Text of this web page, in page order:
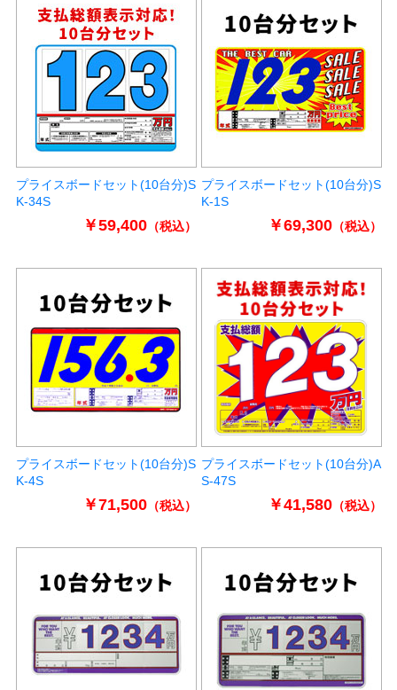
プライスボードセット(10台分)S
K-34S
￥59,400（税込）
プライスボードセット(10台分)S
K-1S
￥69,300（税込）
プライスボードセット(10台分)S
K-4S
￥71,500（税込）
プライスボードセット(10台分)A
S-47S
￥41,580（税込）